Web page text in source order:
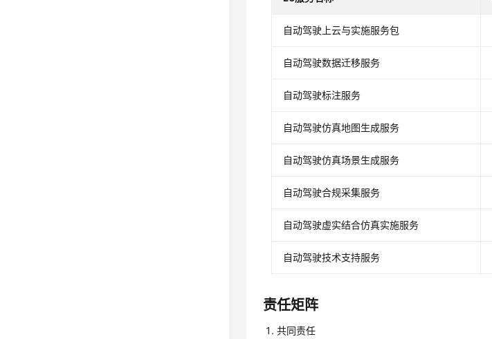
自动驾驶上云与实施服务包
自动驾驶数据迁移服务
自动驾驶标注服务
自动驾驶仿真地图生成服务
自动驾驶仿真场景生成服务
自动驾驶合规采集服务
自动驾驶虚实结合仿真实施服务
自动驾驶技术支持服务
责任矩阵
共同责任